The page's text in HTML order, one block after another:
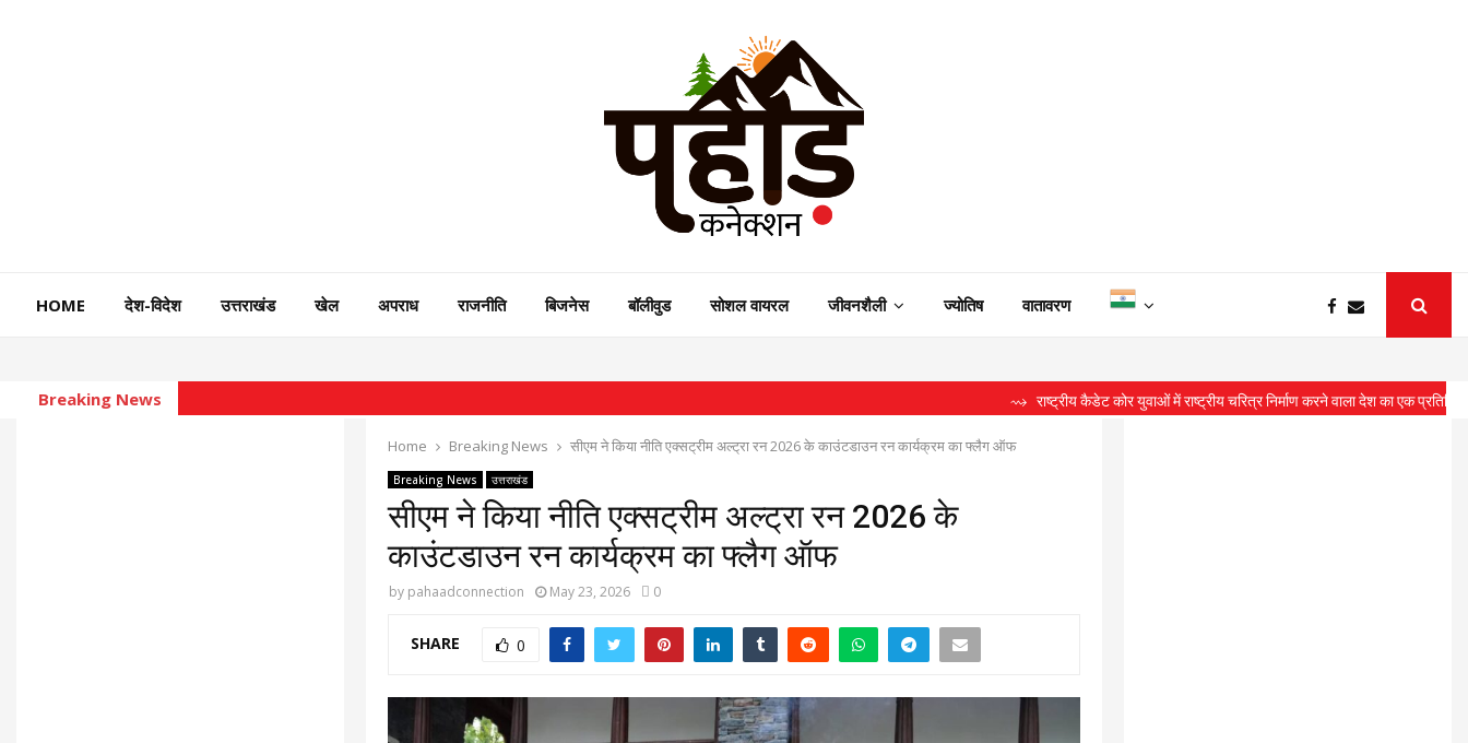
HOME देश-विदेश उत्तराखंड खेल अपराध राजनीति बिजनेस बॉलीवुड सोशल वायरल जीवनशैली ज्योतिष वातावरण
Breaking News ⇝ राष्ट्रीय कैडेट कोर युवाओं में राष्ट्रीय चरित्र निर्माण करने वाला देश का एक प्रतिष्ठित संगठन :
Home Breaking News सीएम ने किया नीति एक्सट्रीम अल्ट्रा रन 2026 के काउंटडाउन रन कार्यक्रम का फ्लैग ऑफ
Breaking News उत्तराखंड
सीएम ने किया नीति एक्सट्रीम अल्ट्रा रन 2026 के
काउंटडाउन रन कार्यक्रम का फ्लैग ऑफ
by pahaadconnection May 23, 2026 0
SHARE 0